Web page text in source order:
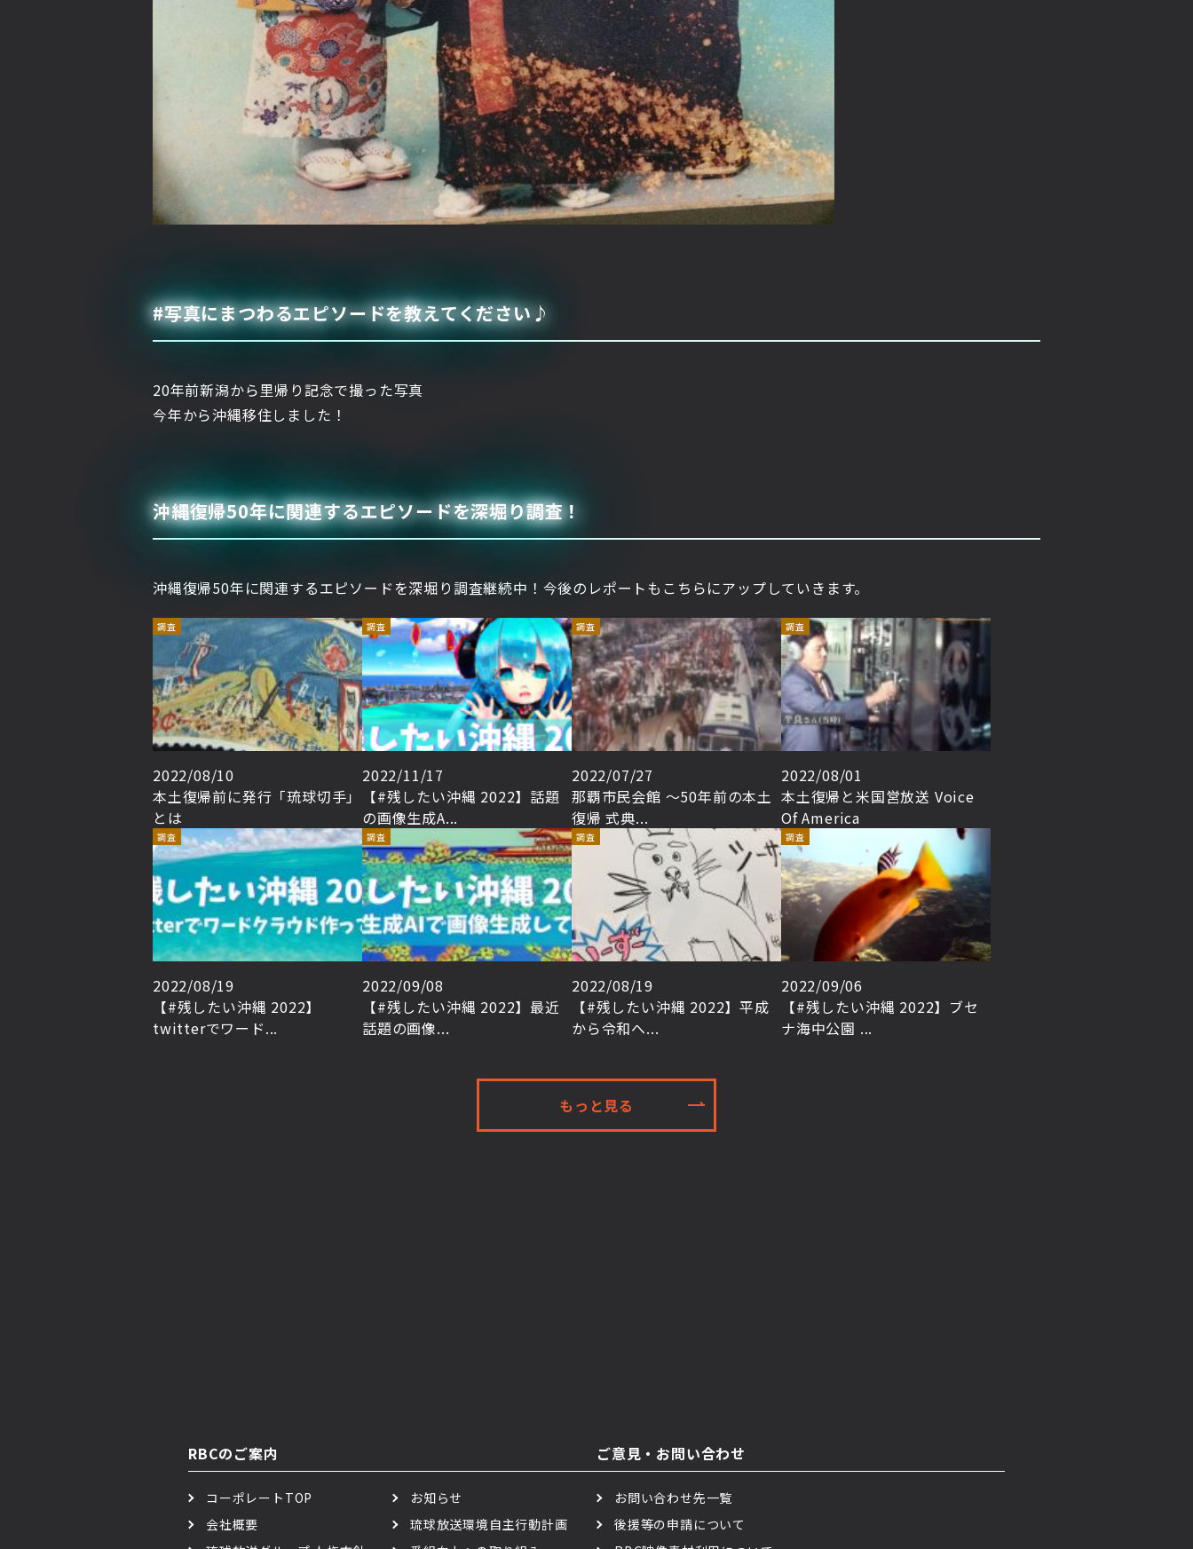
#写真にまつわるエピソードを教えてください♪
20年前新潟から里帰り記念で撮った写真
今年から沖縄移住しました！
沖縄復帰50年に関連するエピソードを深堀り調査！
沖縄復帰50年に関連するエピソードを深堀り調査継続中！今後のレポートもこちらにアップしていきます。
調査
2022/08/10
本土復帰前に発行「琉球切手」
とは
調査
2022/11/17
【#残したい沖縄 2022】話題
の画像生成A...
調査
2022/07/27
那覇市民会館 ～50年前の本土
復帰 式典...
調査
2022/08/01
本土復帰と米国営放送 Voice
Of America
調査
2022/08/19
【#残したい沖縄 2022】
twitterでワード...
調査
2022/09/08
【#残したい沖縄 2022】最近
話題の画像...
調査
2022/08/19
【#残したい沖縄 2022】平成
から令和へ...
調査
2022/09/06
【#残したい沖縄 2022】ブセ
ナ海中公園 ...
もっと見る
RBCのご案内
コーポレートTOP
会社概要
お知らせ
琉球放送環境自主行動計画
ご意見・お問い合わせ
お問い合わせ先一覧
後援等の申請について